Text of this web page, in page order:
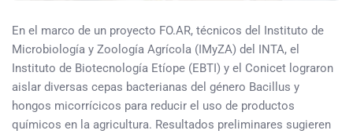
En el marco de un proyecto FO.AR, técnicos del Instituto de
Microbiología y Zoología Agrícola (IMyZA) del INTA, el
Instituto de Biotecnología Etíope (EBTI) y el Conicet lograron
aislar diversas cepas bacterianas del género Bacillus y
hongos micorrícicos para reducir el uso de productos
químicos en la agricultura. Resultados preliminares sugieren